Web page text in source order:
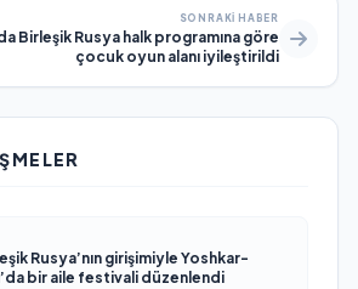
SONRAKI HABER
Birleşik Rusya halk programına göre
çocuk oyun alanı iyileştirildi
Rusya’nın girişimiyle Yoshkar-
bir aile festivali düzenlendi